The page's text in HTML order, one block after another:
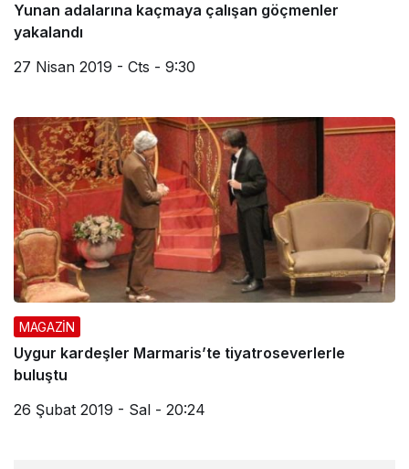
Yunan adalarına kaçmaya çalışan göçmenler
yakalandı
27 Nisan 2019 - Cts - 9:30
MAGAZİN
Uygur kardeşler Marmaris’te tiyatroseverlerle
buluştu
26 Şubat 2019 - Sal - 20:24